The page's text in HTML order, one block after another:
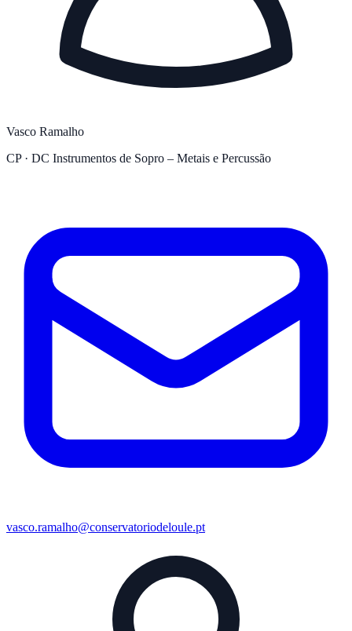
Vasco Ramalho
CP · DC Instrumentos de Sopro – Metais e Percussão
vasco.ramalho@conservatoriodeloule.pt